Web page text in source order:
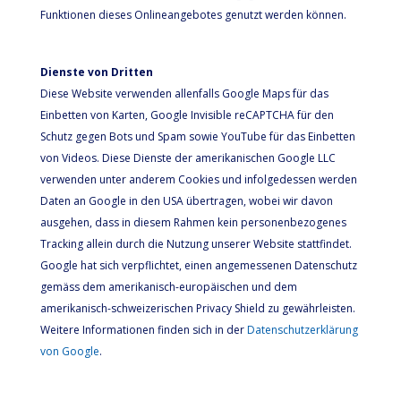
Funktionen dieses Onlineangebotes genutzt werden können.
Dienste von Dritten
Diese Website verwenden allenfalls Google Maps für das
Einbetten von Karten, Google Invisible reCAPTCHA für den
Schutz gegen Bots und Spam sowie YouTube für das Einbetten
von Videos. Diese Dienste der amerikanischen Google LLC
verwenden unter anderem Cookies und infolgedessen werden
Daten an Google in den USA übertragen, wobei wir davon
ausgehen, dass in diesem Rahmen kein personenbezogenes
Tracking allein durch die Nutzung unserer Website stattfindet.
Google hat sich verpflichtet, einen angemessenen Datenschutz
gemäss dem amerikanisch-europäischen und dem
amerikanisch-schweizerischen Privacy Shield zu gewährleisten.
Weitere Informationen finden sich in derDatenschutzerklärung
von Google.